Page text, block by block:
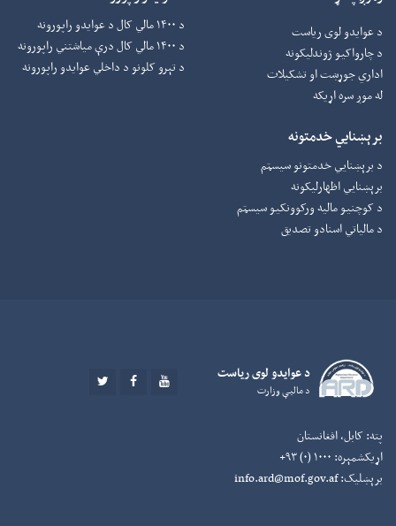
د عوایدو لوی ریاست
د چارواکيو ژوندلیکونه
اداري جوړښت او تشکیلات
له موږ سره اړیکه
د ۱۴۰۰ مالي کال د عوایدو راپورونه
د ۱۴۰۰ مالي کال درې میاشتني راپورونه
د تېرو کلونو د داخلي عوایدو راپورونه
برېښنایي خدمتونه
د برېښنايي خدمتونو سیسټم
برېښنايي اظهارلیکونه
د کوچنیو مالیه ورکوونکيو سیسټم
د مالیاتي اسنادو تصدیق
د عوايدو لوی رياست
د ماليې وزارت
YOUTUBE
FACEBOOK
TWITTER
پته:کابل، افغانستان
اړیکشمېره:
برېښلیک:info.ard@mof.gov.af